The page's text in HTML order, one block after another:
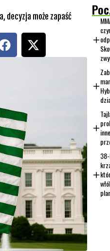
decyzja może zapaść
F
a
c
o
k
X
-
t